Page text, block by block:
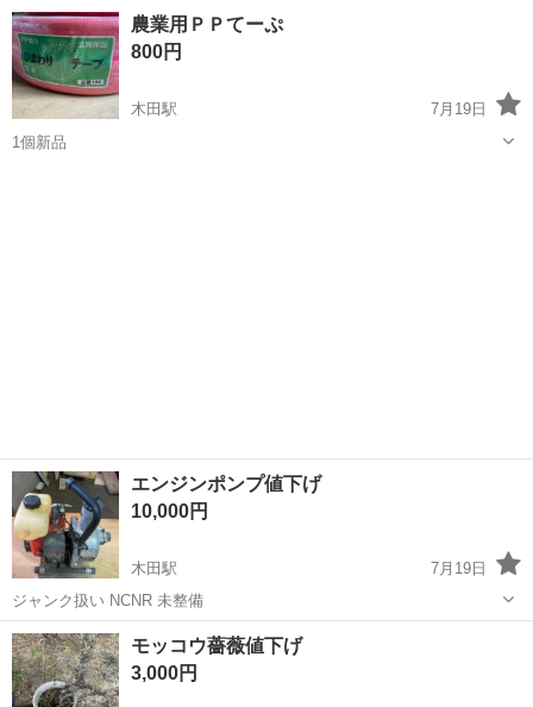
愛知 稲沢市 木田駅
農業用ＰＰてーぷ
800円
木田駅
7月19日
1個新品
エンジンポンプ値下げ
10,000円
木田駅
7月19日
ジャンク扱い NCNR 未整備
愛知 稲沢市 木田駅 その他 ポンプ
モッコウ薔薇値下げ
3,000円